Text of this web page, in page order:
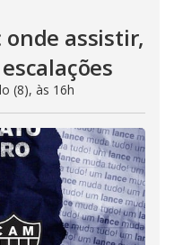
onde assistir,
(8), às 16h